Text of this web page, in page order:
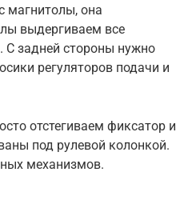
магнитолы, она
выдергиваем все
С задней стороны нужно
регуляторов подачи и
отстегиваем фиксатор и
под рулевой колонкой.
механизмов.